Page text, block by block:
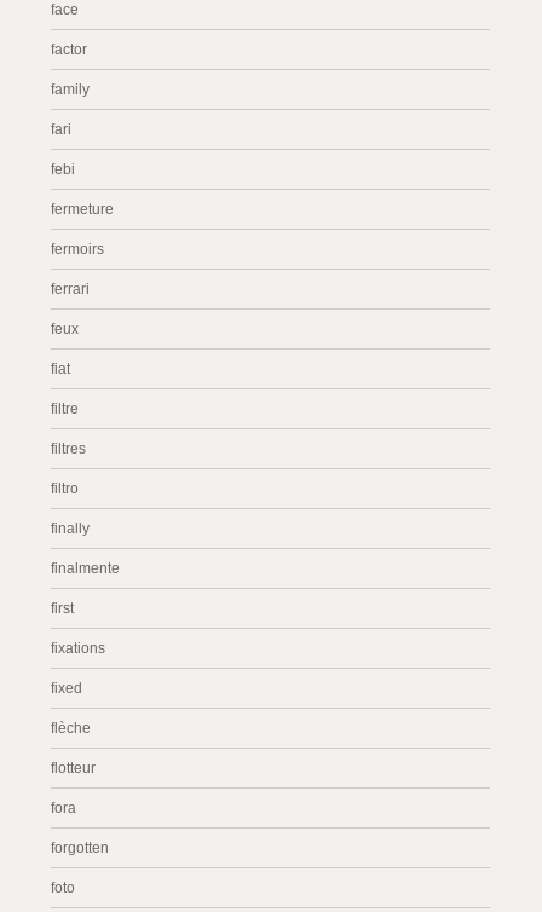
face
factor
family
fari
febi
fermeture
fermoirs
ferrari
feux
fiat
filtre
filtres
filtro
finally
finalmente
first
fixations
fixed
flèche
flotteur
fora
forgotten
foto